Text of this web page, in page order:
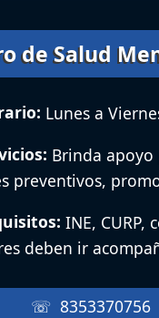
de Salud
Lunes a
Brinda
preventivos,
INE,
deben ir
8353370756